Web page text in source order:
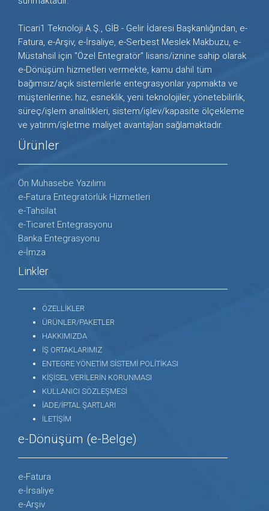
Ticari1 Teknoloji A.Ş., GİB - Gelir İdaresi Başkanlığından, e-
Fatura, e-Arşiv, e-İrsaliye, e-Serbest Meslek Makbuzu, e-
Müstahsil için "Özel Entegratör" lisans/iznine sahip olarak
e-Dönüşüm hizmetleri vermekte, kamu dahil tüm
bağımsız/açık sistemlerle entegrasyonlar yapmakta ve
müşterilerine; hız, esneklik, yeni teknolojiler, yönetebilirlik,
süreç/işlem analitikleri, sistem/işlev/kapasite ölçekleme
ve yatırım/işletme maliyet avantajları sağlamaktadır.
Ürünler
Ön Muhasebe Yazılımı
e-Fatura Entegratörlük Hizmetleri
e-Tahsilat
e-Ticaret Entegrasyonu
Banka Entegrasyonu
e-İmza
Linkler
ÖZELLİKLER
ÜRÜNLER/PAKETLER
HAKKIMIZDA
İŞ ORTAKLARIMIZ
ENTEGRE YÖNETİM SİSTEMİ POLİTİKASI
KİŞİSEL VERİLERİN KORUNMASI
KULLANICI SÖZLEŞMESİ
İADE/İPTAL ŞARTLARI
İLETİŞİM
e-Dönüşüm (e-Belge)
e-Fatura
e-İrsaliye
e-Arşiv